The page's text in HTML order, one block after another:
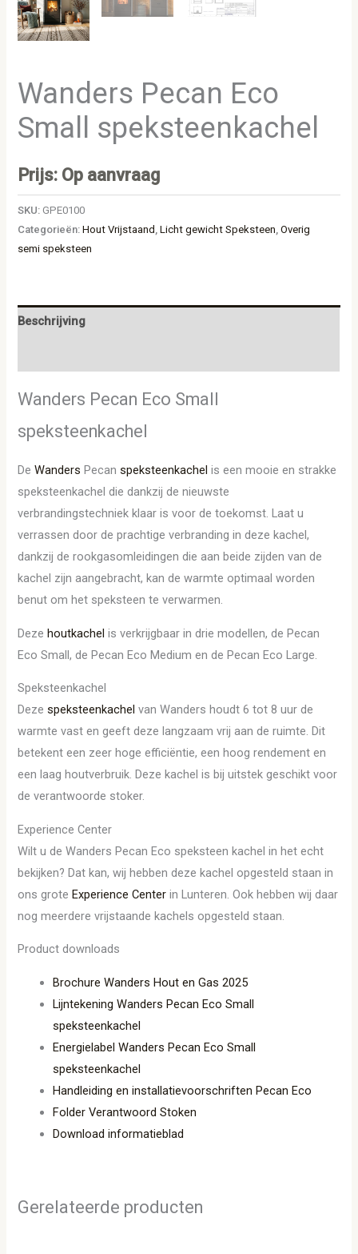
Wanders Pecan Eco
Small speksteenkachel
Prijs: Op aanvraag
SKU: GPE0100
Categorieën:Hout Vrijstaand ,Licht gewicht Speksteen ,Overig
semi speksteen
Beschrijving
Wanders Pecan Eco Small
speksteenkachel
DeWanders Pecanspeksteenkachel is een mooie en strakke
speksteenkachel die dankzij de nieuwste
verbrandingstechniek klaar is voor de toekomst. Laat u
verrassen door de prachtige verbranding in deze kachel,
dankzij de rookgasomleidingen die aan beide zijden van de
kachel zijn aangebracht, kan de warmte optimaal worden
benut om het speksteen te verwarmen.
Dezehoutkachel is verkrijgbaar in drie modellen, de Pecan
Eco Small, de Pecan Eco Medium en de Pecan Eco Large.
Speksteenkachel
Dezespeksteenkachel van Wanders houdt 6 tot 8 uur de
warmte vast en geeft deze langzaam vrij aan de ruimte. Dit
betekent een zeer hoge efficiëntie, een hoog rendement en
een laag houtverbruik. Deze kachel is bij uitstek geschikt voor
de verantwoorde stoker.
Experience Center
Wilt u de Wanders Pecan Eco speksteen kachel in het echt
bekijken? Dat kan, wij hebben deze kachel opgesteld staan in
ons groteExperience Center in Lunteren. Ook hebben wij daar
nog meerdere vrijstaande kachels opgesteld staan.
Product downloads
Brochure Wanders Hout en Gas 2025
Lijntekening Wanders Pecan Eco Small
speksteenkachel
Energielabel Wanders Pecan Eco Small
speksteenkachel
Handleiding en installatievoorschriften Pecan Eco
Folder Verantwoord Stoken
Download informatieblad
Gerelateerde producten